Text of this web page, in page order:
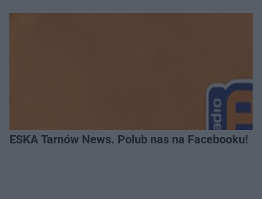
ESKA Tarnów News. Polub nas na Facebooku!